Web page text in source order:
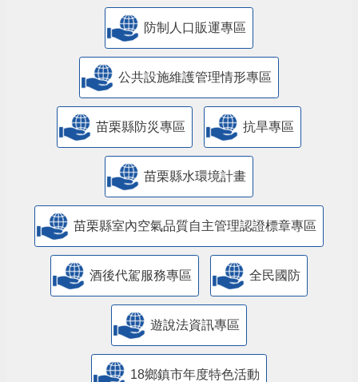
防制人口販運專區
​公共設施維護管理情形專區
苗栗縣防災專區 抗旱專區
苗栗縣水環境計畫
苗栗縣室內空氣品質自主管理認證標章專區
酒後代駕服務專區 全民國防
遊說法資訊專區
18鄉鎮市年度特色活動